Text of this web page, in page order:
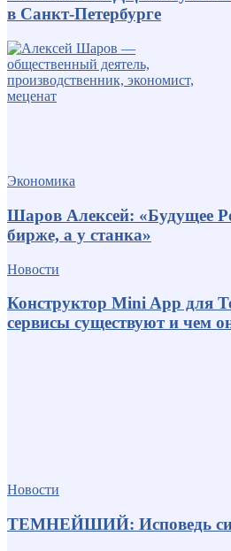
в Санкт-Петербурге
Экономика
Шаров Алексей: «Будущее
бирже, а у станка»
Новости
Конструктор Mini App для
сервисы существуют и чем
Новости
ТЕМНЕЙШИЙ: Исповедь